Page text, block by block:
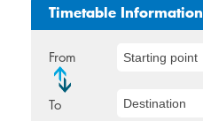
Timetable Information
From
To
Starting point
Destination